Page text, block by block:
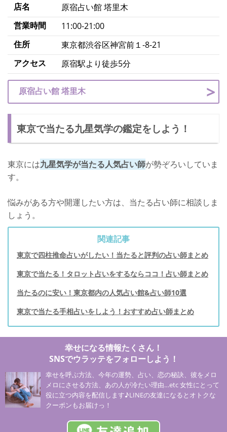
店名
原宿占い館 塔里木
営業時間
11:00‐21:00
住所
東京都渋谷区神宮前１-8-21
アクセス
原宿駅より徒歩5分
原宿占い館 塔里木
東京で当たる九星気学の鑑定をしよう！
東京には九星気学が当たる人気占い師が勢ぞろいしていま
す。
悩みがある方や開運したい方は、当たる占い師に相談しま
しょう。
関連記事
東京で四柱推命占いがしたい！当たると評判の占い師まとめ
東京で当たる！タロット占いをするならココ！占い師まとめ
当たるのに安い！東京都内の人気占い館&占い師10選
東京で当たる手相占いをしよう！おすすめ占い師まとめ
幸せになる情報たくさん！
SNSでウラッテをフォローしよう！
幸せを呼ぶ方法、今年の運勢、占い、恋の秘訣、彼をメロ
メロにさせる方法、あの人が冷たい理由…etc 女性にとって
役に立つ内容を配信します♪LINEの友達になるとオトクな
クーポンもお届けっ！